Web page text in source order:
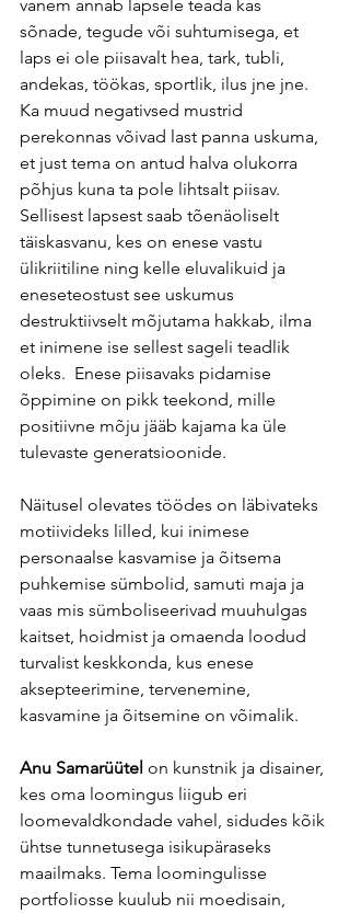
vanem annab lapsele teada kas
sõnade, tegude või suhtumisega, et
laps ei ole piisavalt hea, tark, tubli,
andekas, töökas, sportlik, ilus jne jne.
Ka muud negativsed mustrid
perekonnas võivad last panna uskuma,
et just tema on antud halva olukorra
põhjus kuna ta pole lihtsalt piisav.
Sellisest lapsest saab tõenäoliselt
täiskasvanu, kes on enese vastu
ülikriitiline ning kelle eluvalikuid ja
eneseteostust see uskumus
destruktiivselt mõjutama hakkab, ilma
et inimene ise sellest sageli teadlik
oleks.  Enese piisavaks pidamise
õppimine on pikk teekond, mille
positiivne mõju jääb kajama ka üle
tulevaste generatsioonide.
Näitusel olevates töödes on läbivateks
motiivideks lilled, kui inimese
personaalse kasvamise ja õitsema
puhkemise sümbolid, samuti maja ja
vaas mis sümboliseerivad muuhulgas
kaitset, hoidmist ja omaenda loodud
turvalist keskkonda, kus enese
aksepteerimine, tervenemine,
kasvamine ja õitsemine on võimalik.
Anu Samarüütel on kunstnik ja disainer,
kes oma loomingus liigub eri
loomevaldkondade vahel, sidudes kõik
ühtse tunnetusega isikupäraseks
maailmaks. Tema loomingulisse
portfoliosse kuulub nii moedisain,